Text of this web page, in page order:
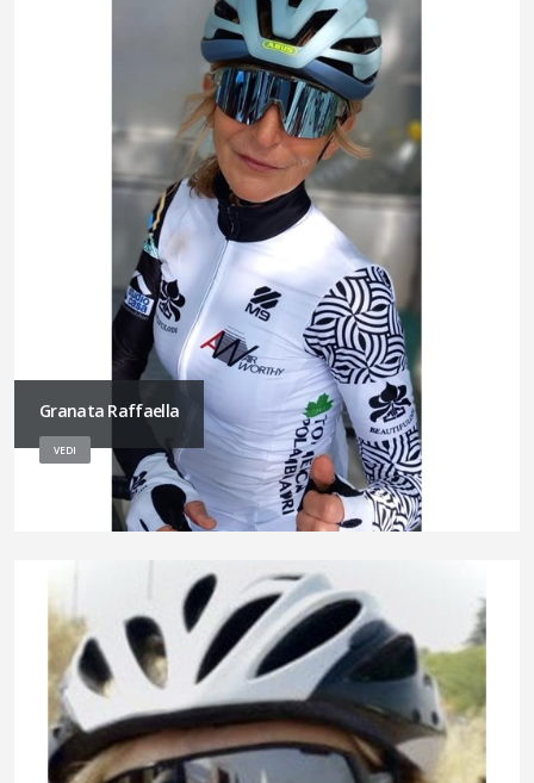
Granata Raffaella
VEDI